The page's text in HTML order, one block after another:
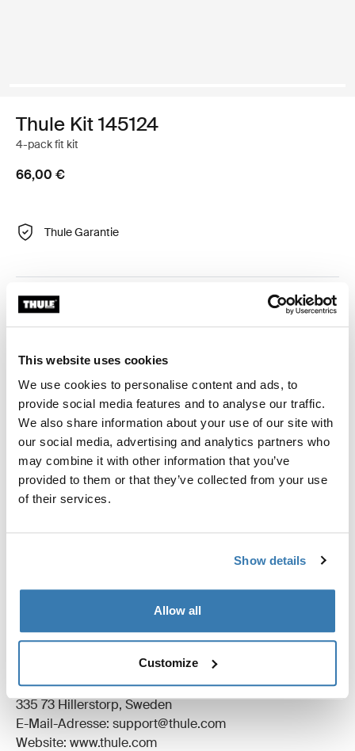
This website uses cookies
We use cookies to personalise content and ads, to
provide social media features and to analyse our traffic.
We also share information about your use of our site with
our social media, advertising and analytics partners who
may combine it with other information that you’ve
provided to them or that they’ve collected from your use
of their services.
Show details
Allow all
Customize
Thule Kit 145124
4-pack fit kit
66,00 €
Thule Garantie
Individuelle Ausrüstung für die Montage eines Thule
Dachträgersystems auf Fahrzeugen ohne vormontierte
montierte Träger.
Toggle features
Alle Eigenschaften
Toggle techspec
Technische Daten
Herstellungsinformationen
Eingetragenes Warenzeichen: Thule Schweden AB
Name des Herstellers: Thule Schweden
Adresse des Herstellers: Borggatan 5,
335 73 Hillerstorp, Sweden
E-Mail-Adresse: support@thule.com
Website: www.thule.com